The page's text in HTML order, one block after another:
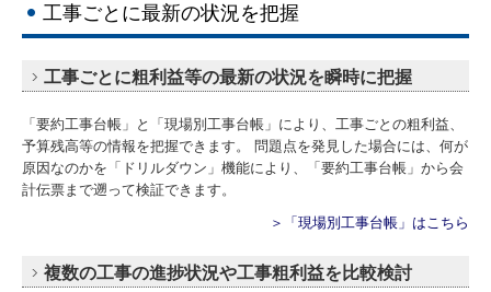
工事ごとに最新の状況を把握
工事ごとに粗利益等の最新の状況を瞬時に把握
「要約工事台帳」と「現場別工事台帳」により、工事ごとの粗利益、
予算残高等の情報を把握できます。 問題点を発見した場合には、何が
原因なのかを「ドリルダウン」機能により、「要約工事台帳」から会
計伝票まで遡って検証できます。
＞「現場別工事台帳」はこちら
複数の工事の進捗状況や工事粗利益を比較検討